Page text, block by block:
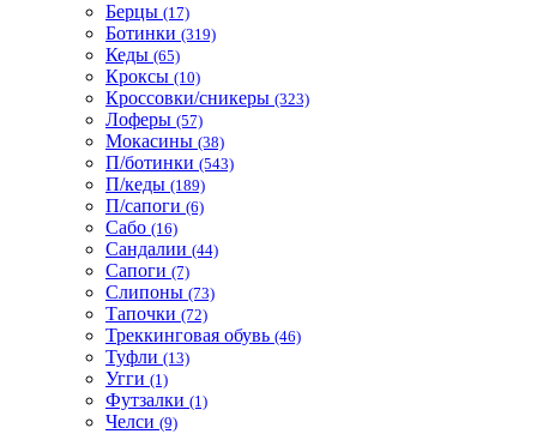
Берцы (17)
Ботинки (319)
Кеды (65)
Кроксы (10)
Кроссовки/сникеры (323)
Лоферы (57)
Мокасины (38)
П/ботинки (543)
П/кеды (189)
П/сапоги (6)
Сабо (16)
Сандалии (44)
Сапоги (7)
Слипоны (73)
Тапочки (72)
Треккинговая обувь (46)
Туфли (13)
Угги (1)
Футзалки (1)
Челси (9)